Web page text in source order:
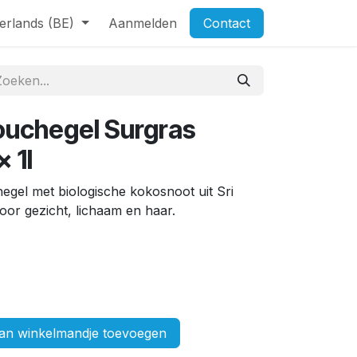
(BE) Aanmelden Contact
Surgras
1l
met biologische kokosnoot uit Sri
gezicht, lichaam en haar.
winkelmandje toevoegen